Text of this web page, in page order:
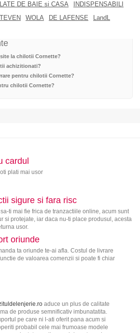
DE BAIE si CASA
INDISPENSABILI
WOLA DE LAFENSE
LandL
la chilotii Cornette?
achizitionati?
pentru chilotii Cornette?
chilotii Cornette?
cardul
plati mai usor
sigure si fara risc
ti mai fie frica de tranzactiile online, acum sunt
si protejate, iar daca nu-ti place produsul, acesta
usor.
oriunde
ta oriunde te-ai afla. Costul de livrare
de valoarea comenzii si poate fi chiar
aduce un plus de calitate
de produse semnificativ imbunatatita.
pe care ni l-ati oferit pana acum si
probabil cele mai frumoase modele